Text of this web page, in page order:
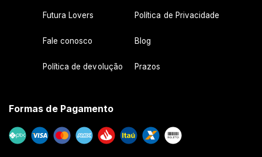
Futura Lovers Política de Privacidade
Fale conosco Blog
Política de devolução Prazos
Formas de Pagamento